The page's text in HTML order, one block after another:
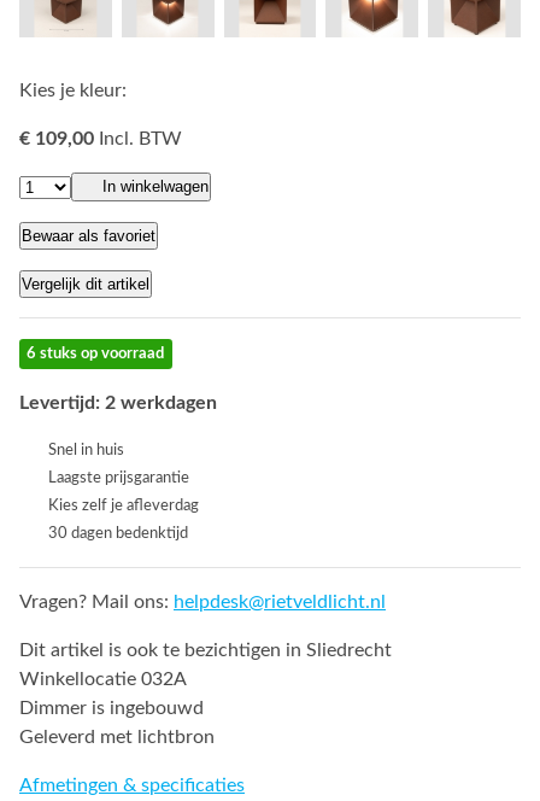
Kies je kleur:
€ 109,00 Incl. BTW
In winkelwagen
Bewaar als favoriet
Vergelijk dit artikel
6 stuks op voorraad
Levertijd: 2 werkdagen
Snel in huis
Laagste prijsgarantie
Kies zelf je afleverdag
30 dagen bedenktijd
Vragen? Mail ons: helpdesk@rietveldlicht.nl
Dit artikel is ook te bezichtigen in Sliedrecht
Winkellocatie 032A
Dimmer is ingebouwd
Geleverd met lichtbron
Afmetingen & specificaties